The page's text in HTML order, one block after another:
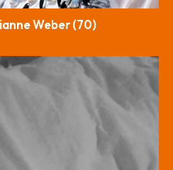
Weber (70)